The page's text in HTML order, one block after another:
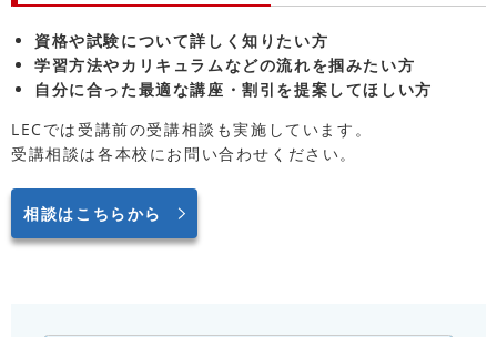
資格や試験について詳しく知りたい方
学習方法やカリキュラムなどの流れを掴みたい方
自分に合った最適な講座・割引を提案してほしい方
LECでは受講前の受講相談も実施しています。
受講相談は各本校にお問い合わせください。
相談はこちらから